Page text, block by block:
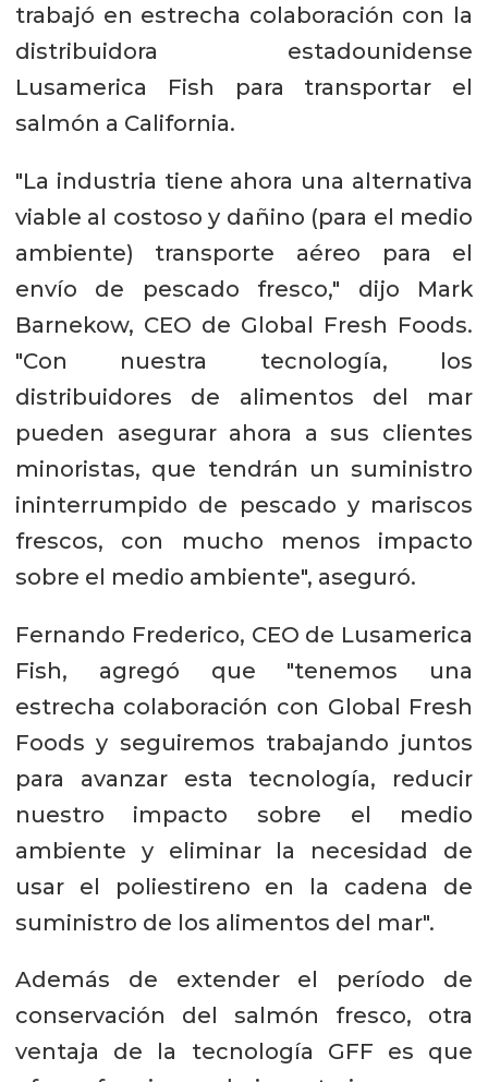
trabajó en estrecha colaboración con la
distribuidora estadounidense
Lusamerica Fish para transportar el
salmón a California.
"La industria tiene ahora una alternativa
viable al costoso y dañino (para el medio
ambiente) transporte aéreo para el
envío de pescado fresco," dijo Mark
Barnekow, CEO de Global Fresh Foods.
"Con nuestra tecnología, los
distribuidores de alimentos del mar
pueden asegurar ahora a sus clientes
minoristas, que tendrán un suministro
ininterrumpido de pescado y mariscos
frescos, con mucho menos impacto
sobre el medio ambiente", aseguró.
Fernando Frederico, CEO de Lusamerica
Fish, agregó que "tenemos una
estrecha colaboración con Global Fresh
Foods y seguiremos trabajando juntos
para avanzar esta tecnología, reducir
nuestro impacto sobre el medio
ambiente y eliminar la necesidad de
usar el poliestireno en la cadena de
suministro de los alimentos del mar".
Además de extender el período de
conservación del salmón fresco, otra
ventaja de la tecnología GFF es que